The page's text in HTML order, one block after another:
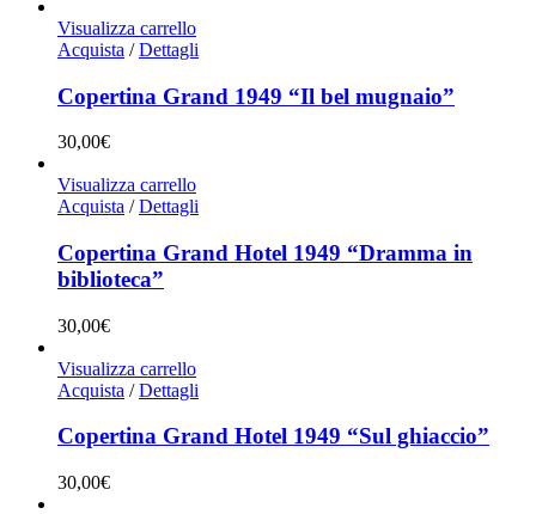
Visualizza carrello
Acquista / Dettagli
Copertina Grand 1949 “Il bel mugnaio”
30,00€
Visualizza carrello
Acquista / Dettagli
Copertina Grand Hotel 1949 “Dramma in
biblioteca”
30,00€
Visualizza carrello
Acquista / Dettagli
Copertina Grand Hotel 1949 “Sul ghiaccio”
30,00€